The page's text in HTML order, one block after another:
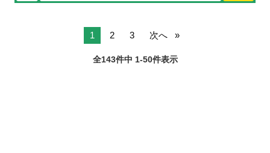
1 2 3 次へ
全143件中 1-50件表示